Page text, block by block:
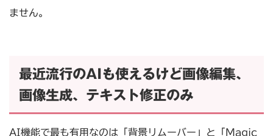
ません。
最近流行のAIも使えるけど画像編集、
画像生成、テキスト修正のみ
AI機能で最も有用なのは「背景リムーバー」と「Magic